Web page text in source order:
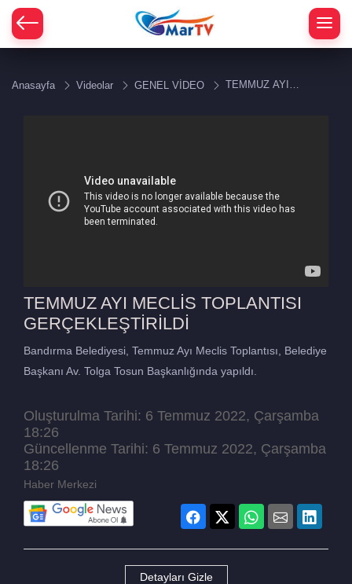
Anasayfa Videolar GENEL VİDEO
TEMMUZ AYI
TEMMUZ AYI MECLİS TOPLANTISI
GERÇEKLEŞTİRİLDİ
Bandırma Belediyesi, Temmuz Ayı Meclis Toplantısı, Belediye
Başkanı Av. Tolga Tosun Başkanlığında yapıldı.
Oluşturulma Tarihi: 6 Temmuz 2022, Çarşamba
18:26
Güncellenme Tarihi: 6 Temmuz 2022, Çarşamba
18:26
Haber Merkezi
Detayları Gizle